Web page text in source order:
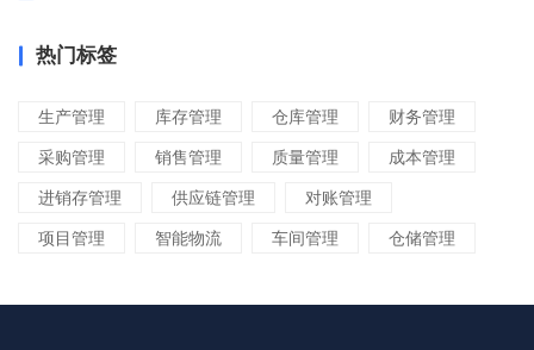
热门标签
生产管理 库存管理 仓库管理 财务管理
采购管理 销售管理 质量管理 成本管理
进销存管理 供应链管理 对账管理
项目管理 智能物流 车间管理 仓储管理